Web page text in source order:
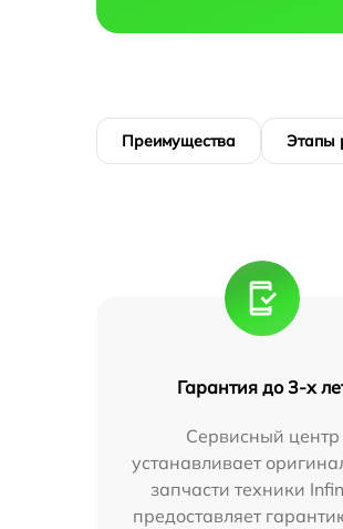
Преимущества Этапы
Гарантия до 3-х
Сервисный центр
устанавливает
запчасти техники
предоставляет